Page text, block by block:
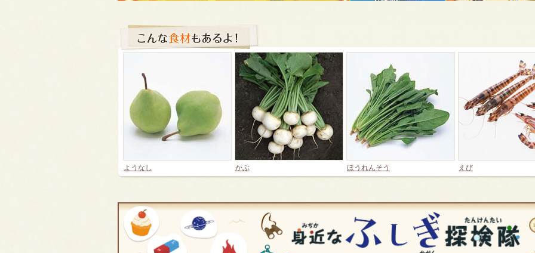
ようなし かぶ ほうれんそう えび